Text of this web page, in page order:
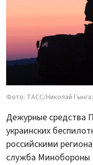
Фото: ТАСС/Николай
Дежурные средства
украинских
российскими
служба Минобороны